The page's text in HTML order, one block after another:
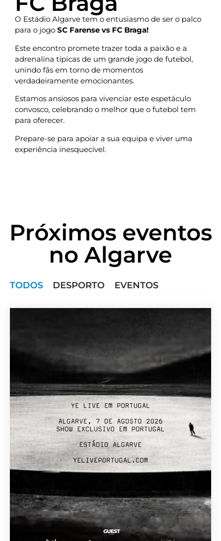
O Estádio Algarve tem o entusiasmo de ser o palco
para o jogo SC Farense vs FC Braga!
Este encontro promete trazer toda a paixão e a
adrenalina típicas de um grande jogo de futebol,
unindo fãs em torno de momentos
verdadeiramente emocionantes.
Estamos ansiosos para vivenciar este espetáculo
convosco, celebrando o melhor que o futebol tem
para oferecer.
Prepare-se para apoiar a sua equipa e viver uma
experiência inesquecível.
Próximos eventos
no Algarve
TODOS DESPORTO EVENTOS